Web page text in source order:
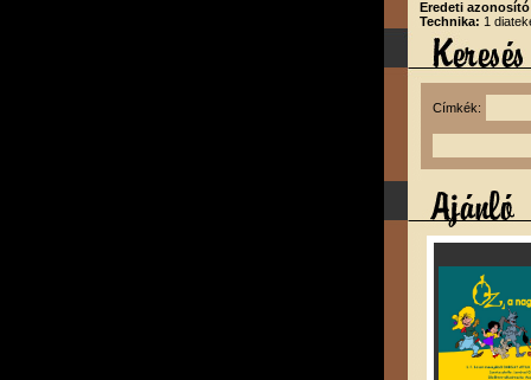
Eredeti
Technika: 1
Címkék: